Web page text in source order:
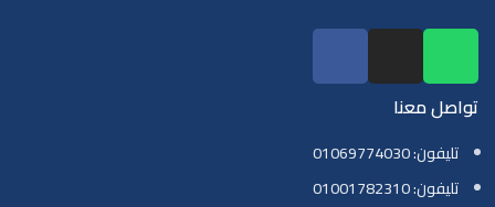
تواصل معنا
تليفون: 01069774030
تليفون: 01001782310